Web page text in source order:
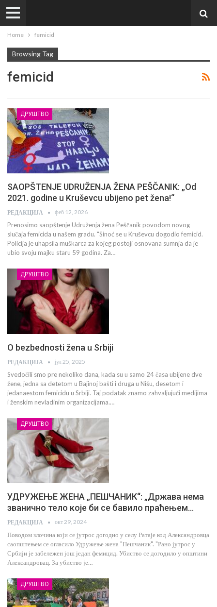
Home femicid
Browsing Tag
femicid
ДРУШТВО
SAOPŠTENJE UDRUŽENJA ŽENA PEŠČANIK: „Od
2021. godine u Kruševcu ubijeno pet žena!“
РЕДАКЦИЈА феб 12, 2026
Prenosimo saopštenje Udruženja žena Peščanik povodom novog
slučaja femicida u našem gradu. "Sinoć se u Kruševcu dogodio femicid.
Policija je uhapsila muškarca za kojeg postoji osnovana sumnja da je
ubio svoju majku staru 59 godina. Za…
ДРУШТВО
O bezbednosti žena u Srbiji
РЕДАКЦИЈА јул 25, 2025
Svedočili smo pre nekoliko dana, kada su u samo 24 časa ubijene dve
žene, jedna sa detetom u Bajinoj bašti i druga u Nišu, desetom i
jedanaestom femicidu u Srbiji. Taj podatak znamo zahvaljujući medijima
i ženskim nevladinim organizacijama.…
ДРУШТВО
УДРУЖЕЊЕ ЖЕНА „ПЕШЧАНИК“: „Држава нема
званично тело које би се бавило праћењем…
РЕДАКЦИЈА окт 29, 2024
Поводом злочина који се јутрос догодио у селу Ратаје код Александровца
саопштењем се огласило Удружење жена "Пешчаник". "Рано јутрос у
Србији је забележен још један фемицид. Убиство се догодило у општини
Александровац. За убиство је…
ДРУШТВО